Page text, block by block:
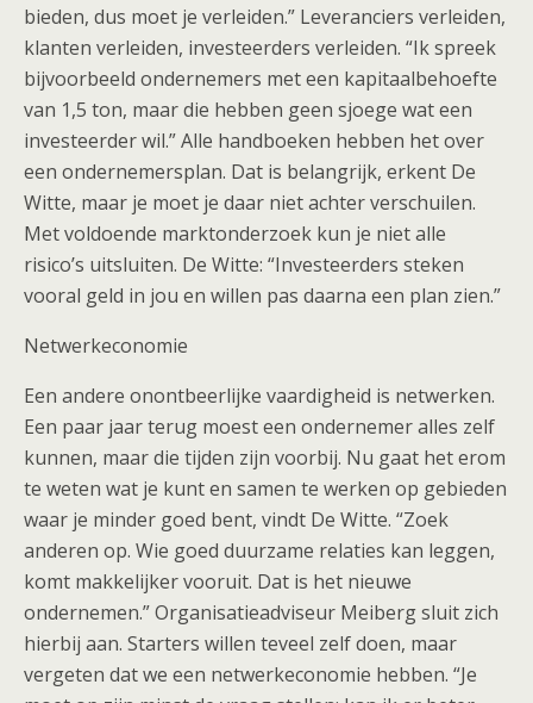
bieden, dus moet je verleiden.” Leveranciers verleiden,
klanten verleiden, investeerders verleiden. “Ik spreek
bijvoorbeeld ondernemers met een kapitaalbehoefte
van 1,5 ton, maar die hebben geen sjoege wat een
investeerder wil.” Alle handboeken hebben het over
een ondernemersplan. Dat is belangrijk, erkent De
Witte, maar je moet je daar niet achter verschuilen.
Met voldoende marktonderzoek kun je niet alle
risico’s uitsluiten. De Witte: “Investeerders steken
vooral geld in jou en willen pas daarna een plan zien.”
Netwerkeconomie
Een andere onontbeerlijke vaardigheid is netwerken.
Een paar jaar terug moest een ondernemer alles zelf
kunnen, maar die tijden zijn voorbij. Nu gaat het erom
te weten wat je kunt en samen te werken op gebieden
waar je minder goed bent, vindt De Witte. “Zoek
anderen op. Wie goed duurzame relaties kan leggen,
komt makkelijker vooruit. Dat is het nieuwe
ondernemen.” Organisatieadviseur Meiberg sluit zich
hierbij aan. Starters willen teveel zelf doen, maar
vergeten dat we een netwerkeconomie hebben. “Je